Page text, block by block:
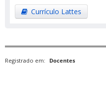
Currículo Lattes
Registrado em: Docentes